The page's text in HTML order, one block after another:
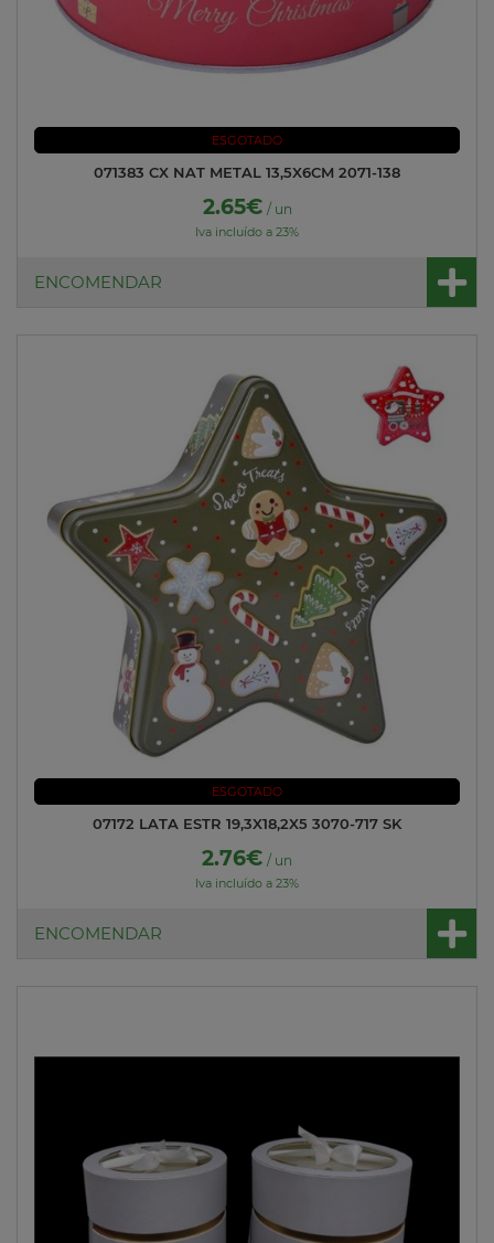
ESGOTADO
071383 CX NAT METAL 13,5X6CM 2071-138
2.65€ / un
Iva incluído a 23%
ENCOMENDAR
ESGOTADO
07172 LATA ESTR 19,3X18,2X5 3070-717 SK
2.76€ / un
Iva incluído a 23%
ENCOMENDAR